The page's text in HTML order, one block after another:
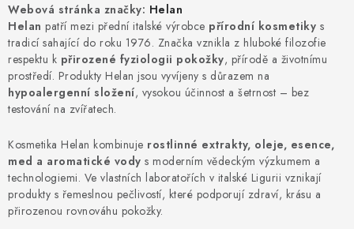
POTRAVINY
TÉMATA
AKCE
DÁRKY
PORADNA
Webová stránka značky: Helan
Helan patří mezi přední italské výrobce přírodní kosmetiky s
tradicí sahající do roku 1976. Značka vznikla z hluboké filozofie
respektu k přirozené fyziologii pokožky, přírodě a životnímu
prostředí. Produkty Helan jsou vyvíjeny s důrazem na
hypoalergenní složení, vysokou účinnost a šetrnost – bez
testování na zvířatech.
Kosmetika Helan kombinuje rostlinné extrakty, oleje, esence,
med a aromatické vody s moderním vědeckým výzkumem a
technologiemi. Ve vlastních laboratořích v italské Ligurii vznikají
produkty s řemeslnou pečlivostí, které podporují zdraví, krásu a
přirozenou rovnováhu pokožky.